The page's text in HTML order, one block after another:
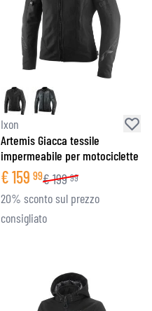
Ixon
Artemis Giacca tessile
impermeabile per motociclette
€159 99€199 99
20% sconto sul prezzo
consigliato